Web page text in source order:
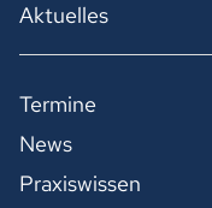
Aktuelles
Termine
News
Praxiswissen